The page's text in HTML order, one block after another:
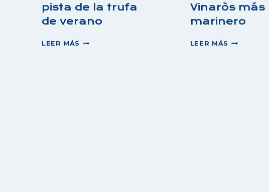
pista de la trufa
de verano
LEER MÁS 🥇
Vinaròs más
marinero
LEER MÁS ⚓